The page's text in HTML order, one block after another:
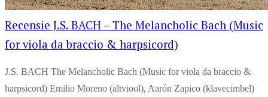
Recensie J.S. BACH – The Melancholic Bach (Music
for viola da braccio & harpsicord)
J.S. BACH The Melancholic Bach (Music for viola da braccio &
harpsicord) Emilio Moreno (altviool), Aarón Zapico (klavecimbel)